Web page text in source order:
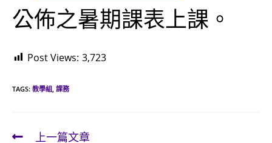
公佈之暑期課表上課。
Post Views: 3,723
TAGS: 教學組, 課務
Read上一篇文章